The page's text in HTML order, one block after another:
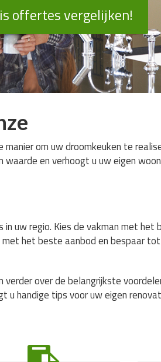
offertes vergelijken!
om uw droomkeuken te
en verhoogt u uw eigen
uw regio. Kies de vakman met
het beste aanbod en bespaar
verder over de belangrijkste
handige tips voor uw eigen